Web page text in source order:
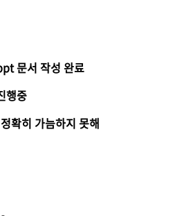
문서 작성 완료
행중
확히 가늠하지 못해